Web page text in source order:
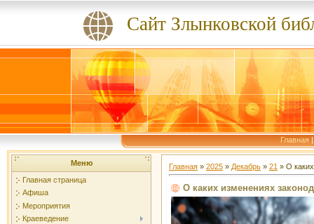
Сайт Злынковской
Главная
Меню
Главная страница
Афиша
Мероприятия
Краеведение
Главная » 2025 » Декабрь » 21 » О
О каких изменениях